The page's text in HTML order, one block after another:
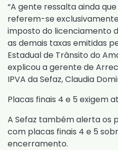
“A gente ressalta ainda
referem-se
imposto do licenciamento
as demais taxas emitidas
Estadual de Trânsito do
explicou a gerente de
IPVA da Sefaz, Claudia
Placas finais 4 e 5 exigem
A Sefaz também alerta os
com placas finais 4 e 5
encerramento.